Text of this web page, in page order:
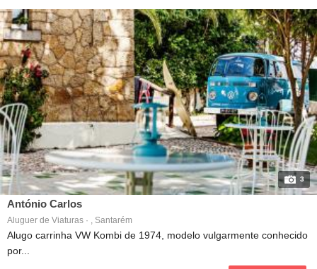
3
António Carlos
Aluguer de Viaturas · , Santarém
Alugo carrinha VW Kombi de 1974, modelo vulgarmente conhecido
por...